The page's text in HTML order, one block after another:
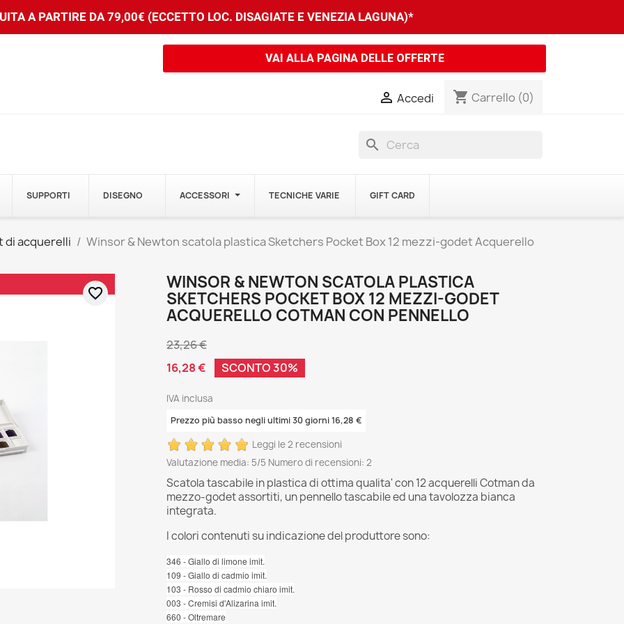
A PARTIRE DA 79,00€ (ECCETTO LOC. DISAGIATE E VENEZIA LAGUNA)*
VAI ALLA PAGINA DELLE OFFERTE
 Accedi shopping_cart Carrello (0)
search
SUPPORTI DISEGNO ACCESSORI TECNICHE VARIE GIFT CARD
di acquerelli Winsor & Newton scatola plastica Sketchers Pocket Box 12 mezzi-godet Acquerello
favorite_border
WINSOR & NEWTON SCATOLA PLASTICA
SKETCHERS POCKET BOX 12 MEZZI-GODET
ACQUERELLO COTMAN CON PENNELLO
23,26 €
16,28 €
SCONTO 30%
IVA inclusa
Prezzo più basso negli ultimi 30 giorni 16,28 €
Leggi le 2 recensioni
Valutazione media: 5/5 Numero di recensioni: 2
Scatola tascabile in plastica di ottima qualita' con 12 acquerelli Cotman da
mezzo-godet assortiti, un pennello tascabile ed una tavolozza bianca
integrata.
I colori contenuti su indicazione del produttore sono:
346 - Giallo di limone imit.
109 - Giallo di cadmio imit.
103 - Rosso di cadmio chiaro imit.
003 - Cremisi d'Alizarina imit.
660 - Oltremare